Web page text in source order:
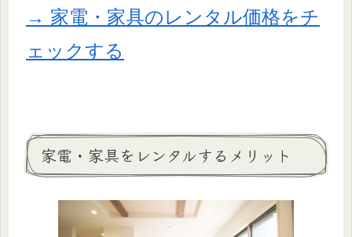
→ 家電・家具のレンタル価格をチ
ェックする
家電・家具をレンタルするメリット